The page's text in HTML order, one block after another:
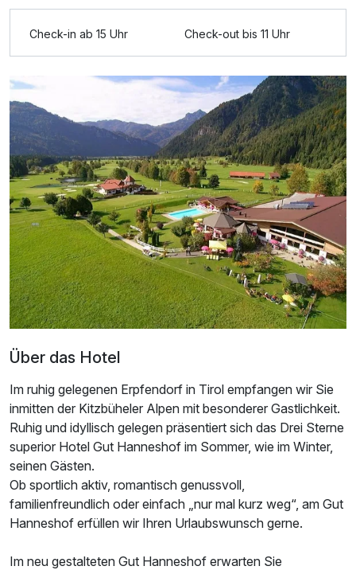
Zusatznächte
Für 5 Tage p.P. ab0,00 €
Check-in ab 15 Uhr Check-out bis 11 Uhr
Über das Hotel
Im ruhig gelegenen Erpfendorf in Tirol empfangen wir Sie
inmitten der Kitzbüheler Alpen mit besonderer Gastlichkeit.
Ruhig und idyllisch gelegen präsentiert sich das Drei Sterne
superior Hotel Gut Hanneshof im Sommer, wie im Winter,
seinen Gästen.
Ob sportlich aktiv, romantisch genussvoll,
familienfreundlich oder einfach „nur mal kurz weg“, am Gut
Hanneshof erfüllen wir Ihren Urlaubswunsch gerne.
Im neu gestalteten Gut Hanneshof erwarten Sie